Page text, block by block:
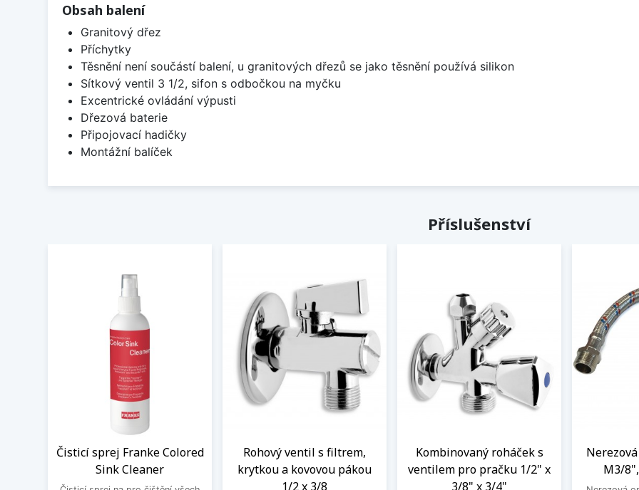
Obsah balení
Granitový dřez
Příchytky
Těsnění není součástí balení, u granitových dřezů se jako těsnění používá silikon
Sítkový ventil 3 1/2, sifon s odbočkou na myčku
Excentrické ovládání výpusti
Dřezová baterie
Připojovací hadičky
Montážní balíček
Příslušenství
Čisticí sprej Franke Colored
Sink Cleaner
Rohový ventil s filtrem,
krytkou a kovovou pákou
1/2 x 3/8
Kombinovaný roháček s
ventilem pro pračku 1/2" x
3/8" x 3/4"
M3/